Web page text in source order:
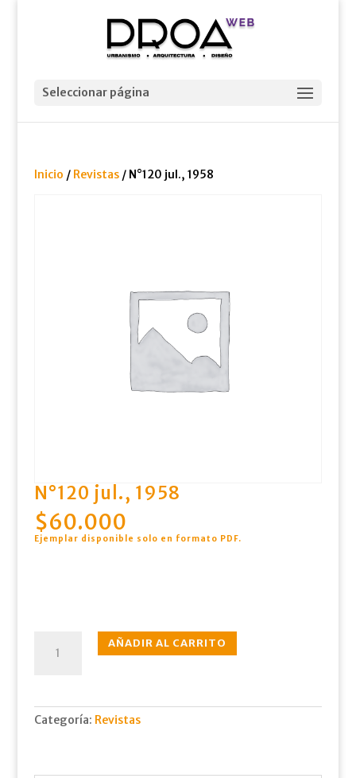
Seleccionar página
Inicio / Revistas/ N°120 jul., 1958
N°120 jul., 1958
$60.000
Ejemplar disponible solo en formato PDF.
AÑADIR AL CARRITO
Categoría: Revistas